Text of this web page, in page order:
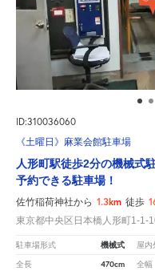
ID:310036060
《土曜日》麻業会館駐車場
人形町駅徒歩2分の機械式
予約できる駐車場！
佐竹稲荷神社から 1.3km 徒歩
東京都中央区日本橋人形町1-1-
駐車場形式 機械式 屋内
全長 470cm 全幅